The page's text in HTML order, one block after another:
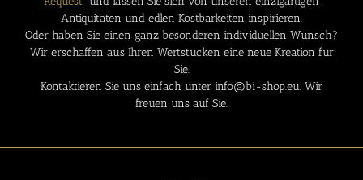
Antiquitäten und edlen Kostbarkeiten inspirieren.
Oder haben Sie einen ganz besonderen individuellen Wunsch?
Wir erschaffen aus Ihren Wertstücken eine neue Kreation für
Sie.
Kontaktieren Sie uns einfach unter info@bi-shop.eu. Wir
freuen uns auf Sie.